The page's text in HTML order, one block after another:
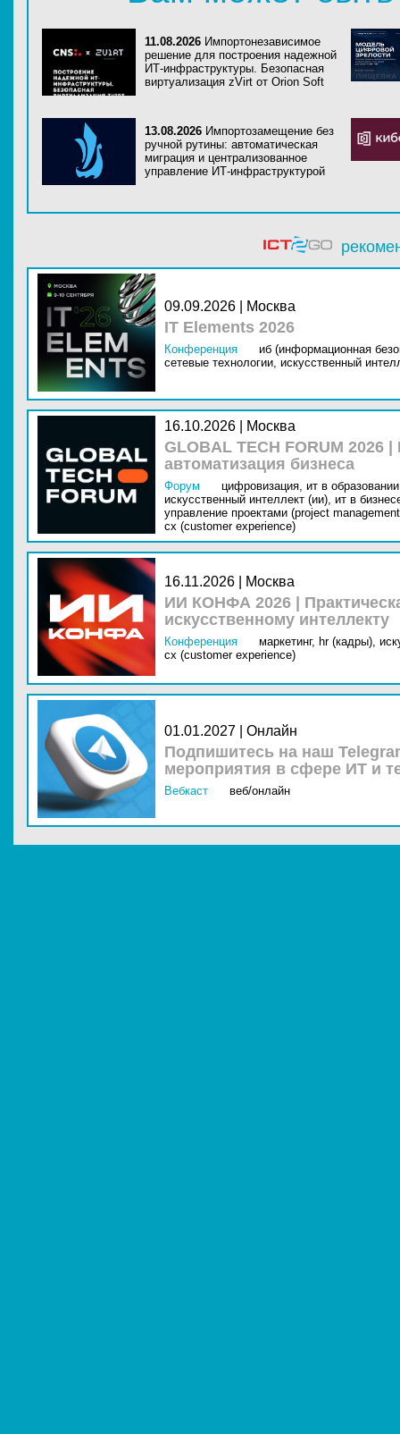
11.08.2026 Импортонезависимое
решение для построения надежной
ИТ-инфраструктуры. Безопасная
виртуализация zVirt от Orion Soft
13.08.2026 Импортозамещение без
ручной рутины: автоматическая
миграция и централизованное
управление ИТ-инфраструктурой
09.09.2026 | Москва
IT Elements 2026
Конференция
иб (информационная
сетевые технологии, искусственный
16.10.2026 | Москва
GLOBAL TECH FORUM
автоматизация бизнеса
Форум цифровизация, ит в
искусственный интеллект (ии), ит в
управление проектами (project
cx (customer experience)
16.11.2026 | Москва
ИИ КОНФА 2026 |
искусственному интеллекту
Конференция маркетинг, hr (кадры),
cx (customer experience)
01.01.2027 | Онлайн
Подпишитесь на наш
мероприятия в сфере ИТ и
Вебкаст веб/онлайн